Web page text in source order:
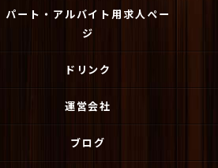
パート・アルバイト用求人ペー
ジ
ドリンク
運営会社
ブログ